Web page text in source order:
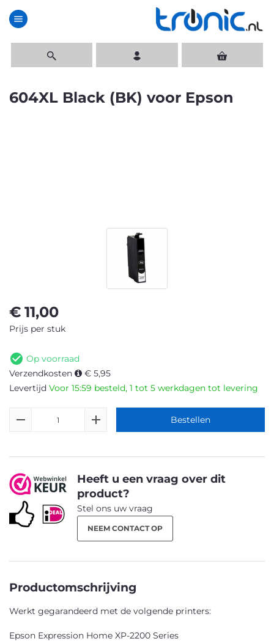
menu
604XL Black (BK) voor Epson
€ 11,00
Prijs per stuk
Op voorraad
Verzendkosten
€ 5,95
Levertijd Voor 15:59 besteld, 1 tot 5 werkdagen tot levering
Bestellen
Heeft u een vraag over dit
product?
Stel ons uw vraag
NEEM CONTACT OP
Productomschrijving
Werkt gegarandeerd met de volgende printers:
Epson Expression Home XP-2200 Series